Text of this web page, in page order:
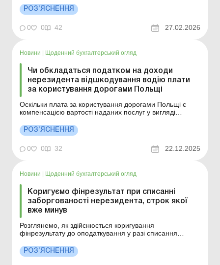
підсумками податкового (звітного) року протягом 60
календарних днів, що настають за останнім
календарним днем такого звітного (податкового) року,
подавати до к...
РОЗ’ЯСНЕННЯ
0 0 42 27.02.2026
Новини | Щоденний бухгалтерський огляд
Чи обкладаться податком на доходи
нерезидента відшкодування водію плати
за користування дорогами Польщі
Оскільки плата за користування дорогами Польщі є
компенсацією вартості наданих послуг у вигляді
підлягають обкладенню податком на доходи
нерезидента з джерелом їх походження з України.
нерезидента – подає...
РОЗ’ЯСНЕННЯ
0 0 32 22.12.2025
Новини Щоденний бухгалтерський огляд
Коригуємо фінрезультат при списанні
заборгованості нерезидента, строк якої
вже минув
Розглянемо, як здійснюється коригування
фінрезультату до оподаткування у разі списання
минув строк позовної давності. Більше за темою: 14
способів відкоригувати фінрезультат законними
РОЗ’ЯСНЕННЯ